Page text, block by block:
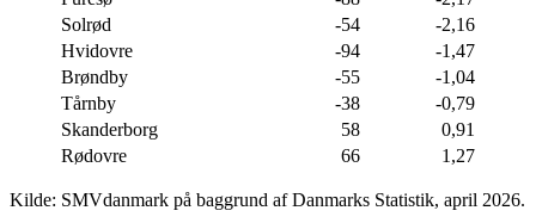
Solrød
-54
-2,16
Hvidovre
-94
-1,47
Brøndby
-55
-1,04
Tårnby
-38
-0,79
Skanderborg
58
0,91
Rødovre
66 1,27
Kilde: SMVdanmark på baggrund af Danmarks Statistik, april 2026.